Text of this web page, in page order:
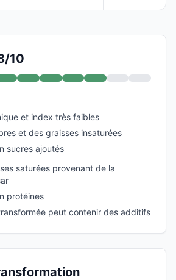
10
et index très faibles
et des graisses insaturées
sucres ajoutés
saturées provenant de la
protéines
peut contenir des additifs